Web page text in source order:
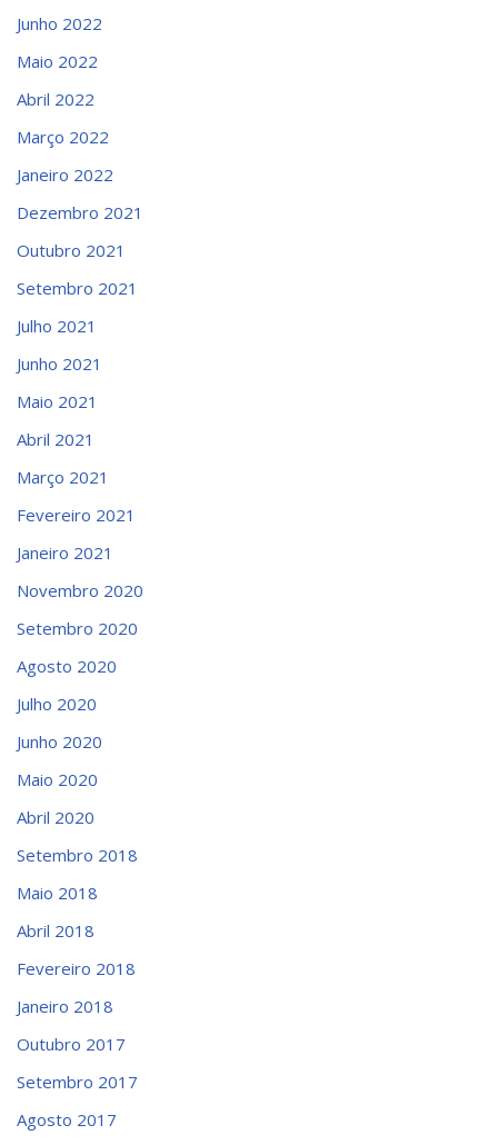
Junho 2022
Maio 2022
Abril 2022
Março 2022
Janeiro 2022
Dezembro 2021
Outubro 2021
Setembro 2021
Julho 2021
Junho 2021
Maio 2021
Abril 2021
Março 2021
Fevereiro 2021
Janeiro 2021
Novembro 2020
Setembro 2020
Agosto 2020
Julho 2020
Junho 2020
Maio 2020
Abril 2020
Setembro 2018
Maio 2018
Abril 2018
Fevereiro 2018
Janeiro 2018
Outubro 2017
Setembro 2017
Agosto 2017